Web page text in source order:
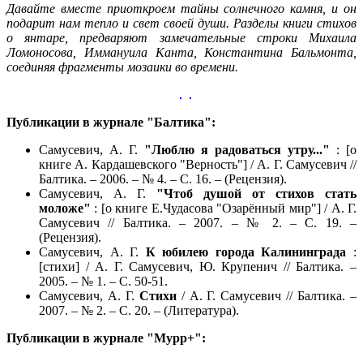
Давайте вместе приоткроем тайны солнечного камня, и он
подарит нам тепло и свет своей души. Разделы книги стихов
о янтаре, предваряют замечательные строки Михаила
Ломоносова, Иммануила Канта, Константина Бальмонта,
соединяя фрагменты мозаики во времени.
Публикации в журнале "Балтика":
Самусевич, А. Г. "Люблю я радоваться утру..."
: [о
книге А. Кардашевского "Верность"] / А. Г. Самусевич //
Балтика. – 2006. – № 4. – С. 16. – (Рецензия).
Самусевич, А. Г. "Чтоб душой от стихов стать
моложе" : [о книге Е.Чудасова "Озарённый мир"] / А. Г.
Самусевич // Балтика. – 2007. – № 2. – С. 19. –
(Рецензия).
Самусевич, А. Г. К юбилею города Калининграда :
[стихи] / А. Г. Самусевич, Ю. Крупенич // Балтика. –
2005. – № 1. – С. 50-51.
Самусевич, А. Г. Стихи/ А. Г. Самусевич // Балтика. –
2007. – № 2. – С. 20. – (Литература).
Публикации в журнале "Мурр+":